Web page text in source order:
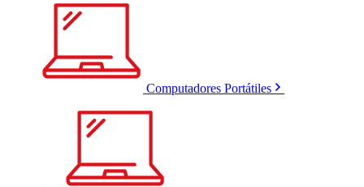
Computadores Portátiles